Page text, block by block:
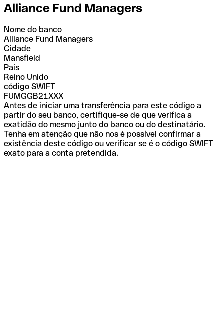
Alliance Fund Managers
Nome do banco
Alliance Fund Managers
Cidade
Mansfield
País
Reino Unido
código SWIFT
FUMGGB21XXX
Antes de iniciar uma transferência para este código a
partir do seu banco, certifique-se de que verifica a
exatidão do mesmo junto do banco ou do destinatário.
Tenha em atenção que não nos é possível confirmar a
existência deste código ou verificar se é o código SWIFT
exato para a conta pretendida.